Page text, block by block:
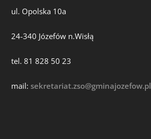
ul. Opolska 10a
24-340 Józefów n.Wisłą
tel. 81 828 50 23
mail:sekretariat.zso@gminajozefow.pl